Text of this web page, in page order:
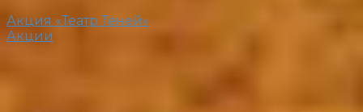
Акция «Театр Теней»
Акции